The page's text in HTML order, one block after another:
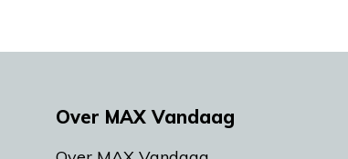
Over MAX Vandaag